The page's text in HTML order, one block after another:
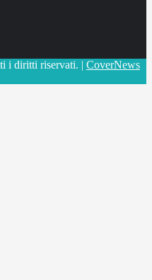
i diritti riservati. | CoverNews